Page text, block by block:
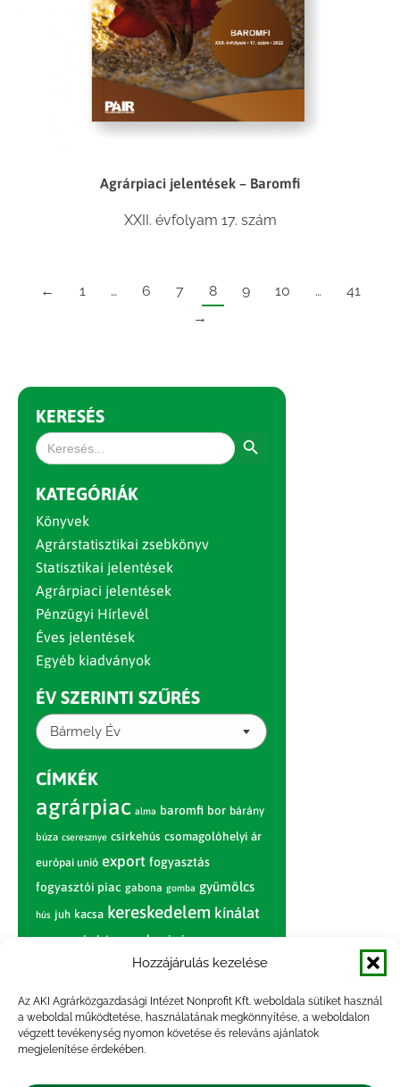
Hozzájárulás kezelése
Az AKI Agrárközgazdasági Intézet Nonprofit Kft. weboldala sütiket használ
a weboldal működtetése, használatának megkönnyítése, a weboldalon
végzett tevékenység nyomon követése és releváns ajánlatok
megjelenítése érdekében.
Agrárpiaci jelentések – Baromfi
XXII. évfolyam 17. szám
← 1 … 6 7 8 9 10 …
41
→
KERESÉS
Search
for:
KATEGÓRIÁK
Könyvek
Agrárstatisztikai zsebkönyv
Statisztikai jelentések
Agrárpiaci jelentések
Pénzügyi Hírlevél
Éves jelentések
Egyéb kiadványok
ÉV SZERINTI SZŰRÉS
Bármely Év
CÍMKÉK
agrárpiac alma baromfi bor bárány
búza cseresznye csirkehús csomagolóhelyi ár
európai unió export fogyasztás
fogyasztói piac gabona gomba gyümölcs
hús juh kacsa kereskedelem kínálat
körte marhahús nagybani piac narancs
nemzetközi árinformációk
paradicsom piac piaci jelentés
pulyka pulykahús sertés sertéshús
szarvasmarha termelés
termelői